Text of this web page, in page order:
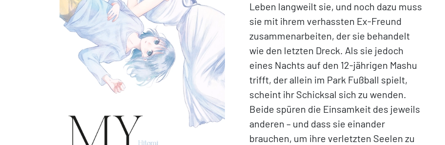
Leben langweilt sie, und noch dazu muss
sie mit ihrem verhassten Ex-Freund
zusammenarbeiten, der sie behandelt
wie den letzten Dreck. Als sie jedoch
eines Nachts auf den 12-jährigen Mashu
trifft, der allein im Park Fußball spielt,
scheint ihr Schicksal sich zu wenden.
Beide spüren die Einsamkeit des jeweils
anderen – und dass sie einander
brauchen, um ihre verletzten Seelen zu